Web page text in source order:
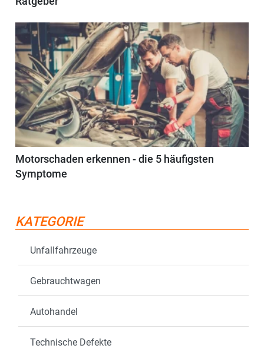
Motorschaden erkennen - die 5 häufigsten
Symptome
KATEGORIE
Unfallfahrzeuge
Gebrauchtwagen
Autohandel
Technische Defekte